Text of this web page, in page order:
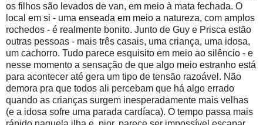
os filhos são levados de van, em meio à mata fechada. O
local em si - uma enseada em meio a natureza, com amplos
rochedos - é realmente bonito. Junto de Guy e Prisca estão
outras pessoas - mais três casais, uma criança, uma idosa,
um cachorro. Tudo parece esquisito em meio ao silêncio - e
nesse momento a sensação de que algo meio estranho está
para acontecer até gera um tipo de tensão razoável. Não
demora pra que todos ali percebam que há algo errado
quando as crianças surgem inesperadamente mais velhas
(e a idosa sofre uma parada cardíaca). O tempo passa mais